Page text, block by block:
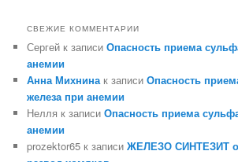
СВЕЖИЕ КОММЕНТАРИИ
Сергей к записиОпасность приема
анемии
Анна Михнинак записиОпасность
железа при анемии
Нелля к записиОпасность приема
анемии
prozektor65 к записиЖЕЛЕЗО СИНТЕЗИТ